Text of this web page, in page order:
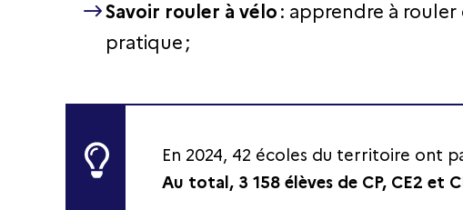
Savoir rouler à vélo : apprendre à
pratique ;
En 2024, 42 écoles du territoire ont
Au total, 3 158 élèves de CP, CE2 et